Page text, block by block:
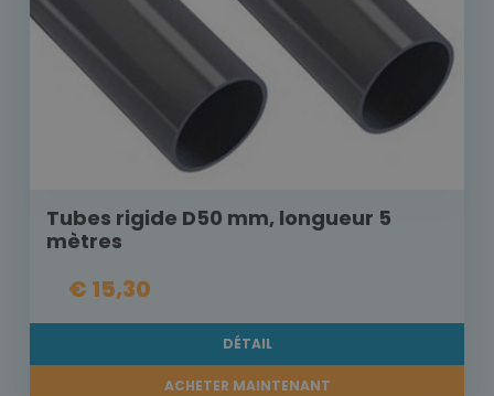
Tubes rigide D50 mm, longueur 5
mètres
€ 15,30
DÉTAIL
ACHETER MAINTENANT